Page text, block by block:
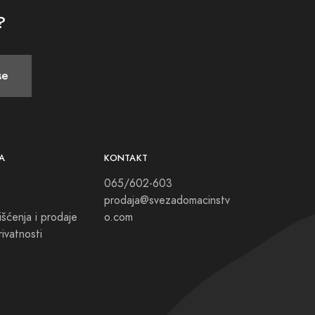
i prodaje
KONTAKT
065/602-603
prodaja@svezadomacinstv
o.com